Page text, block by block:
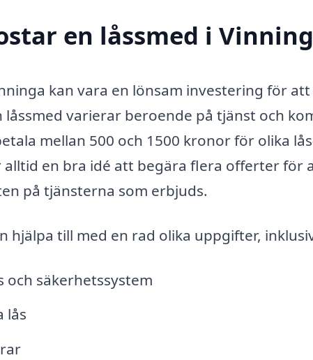
en låssmed i
kan vara en lönsam investering för
varierar beroende på tjänst och
mellan 500 och 1500 kronor för olika
alltid en bra idé att begära flera offerter för
på tjänsterna som erbjuds.
hjälpa till med en rad olika uppgifter,
och säkerhetssystem
lås